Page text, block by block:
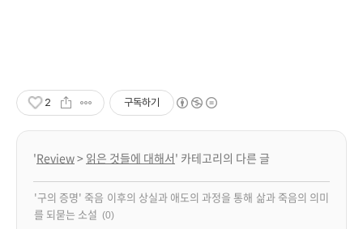
2 구독하기
'Review> 읽은 것들에 대해서' 카테고리의 다른 글
'구의 증명' 죽음 이후의 상실과 애도의 과정을 통해 삶과 죽음의 의미
를 되묻는 소설 (0)